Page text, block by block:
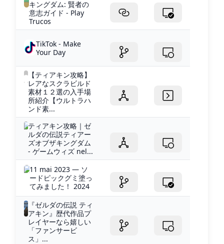
キングダム: 賢者の
意志ガイド - Play
Trucos
TikTok - Make
Your Day
【ティアキン攻略】
レアなスクラビルド
素材１２選の入手場
所紹介【ウルトラハ
ンド素...
ティアキン攻略｜ゼ
ルダの伝説ティアー
ズオブザキングダム
- ゲームウィズ nel...
11 mai 2023 — ソ
ードピックグミ塗っ
てみました！ 2024
『ゼルダの伝説 ティ
アキン』歴代作品プ
レイヤーなら嬉しい
「ファンサービ
ス」...